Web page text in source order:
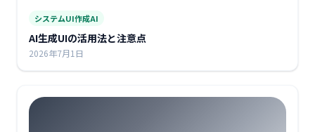
システムUI作成AI
AI生成UIの活用法と注意点
2026年7月1日